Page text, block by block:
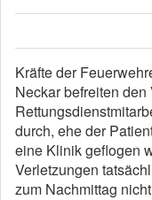
Kräfte der
Neckar befreiten den
durch, ehe der
eine Klinik geflogen
Verletzungen
zum Nachmittag